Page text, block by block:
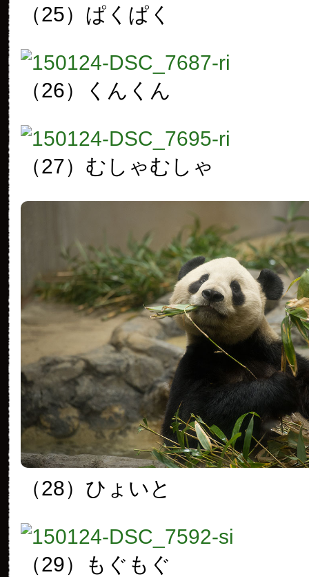
（25）ぱくぱく
（26）くんくん
（27）むしゃむしゃ
（28）ひょいと
（29）もぐもぐ